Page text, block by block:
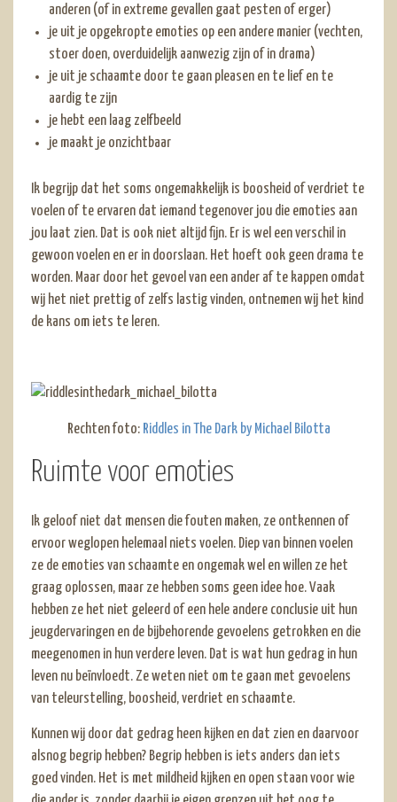
anderen (of in extreme gevallen gaat pesten of erger)
je uit je opgekropte emoties op een andere manier (vechten,
stoer doen, overduidelijk aanwezig zijn of in drama)
je uit je schaamte door te gaan pleasen en te lief en te
aardig te zijn
je hebt een laag zelfbeeld
je maakt je onzichtbaar
Ik begrijp dat het soms ongemakkelijk is boosheid of verdriet te
voelen of te ervaren dat iemand tegenover jou die emoties aan
jou laat zien. Dat is ook niet altijd fijn. Er is wel een verschil in
gewoon voelen en er in doorslaan. Het hoeft ook geen drama te
worden. Maar door het gevoel van een ander af te kappen omdat
wij het niet prettig of zelfs lastig vinden, ontnemen wij het kind
de kans om iets te leren.
Rechten foto: Riddles in The Dark by Michael Bilotta
Ruimte voor emoties
Ik geloof niet dat mensen die fouten maken, ze ontkennen of
ervoor weglopen helemaal niets voelen. Diep van binnen voelen
ze de emoties van schaamte en ongemak wel en willen ze het
graag oplossen, maar ze hebben soms geen idee hoe. Vaak
hebben ze het niet geleerd of een hele andere conclusie uit hun
jeugdervaringen en de bijbehorende gevoelens getrokken en die
meegenomen in hun verdere leven. Dat is wat hun gedrag in hun
leven nu beïnvloedt. Ze weten niet om te gaan met gevoelens
van teleurstelling, boosheid, verdriet en schaamte.
Kunnen wij door dat gedrag heen kijken en dat zien en daarvoor
alsnog begrip hebben? Begrip hebben is iets anders dan iets
goed vinden. Het is met mildheid kijken en open staan voor wie